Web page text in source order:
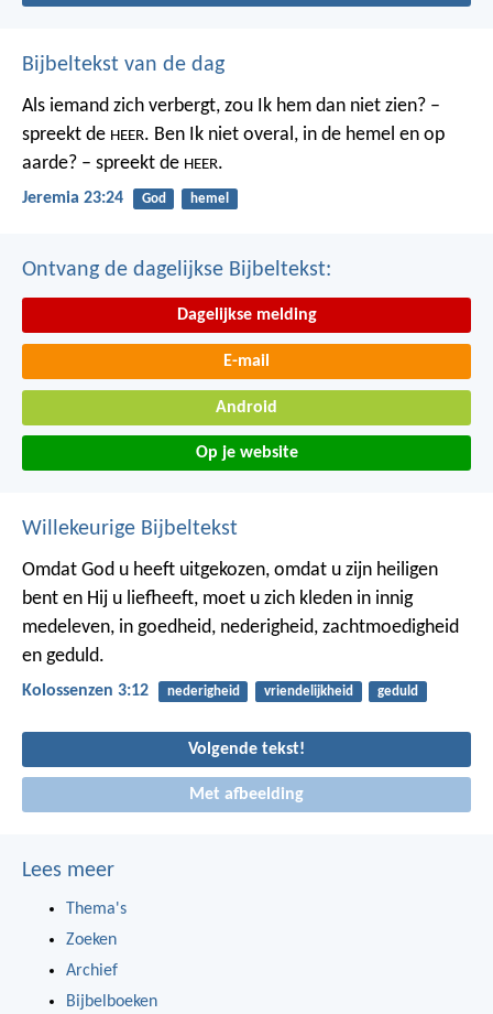
Bijbeltekst van de dag
Als iemand zich verbergt, zou Ik hem dan niet zien? –
spreekt de HEER. Ben Ik niet overal, in de hemel en op
aarde? – spreekt de HEER.
Jeremia 23:24 God hemel
Ontvang de dagelijkse Bijbeltekst:
Dagelijkse melding
E-mail
Android
Op je website
Willekeurige Bijbeltekst
Omdat God u heeft uitgekozen, omdat u zijn heiligen
bent en Hij u liefheeft, moet u zich kleden in innig
medeleven, in goedheid, nederigheid, zachtmoedigheid
en geduld.
Kolossenzen 3:12 nederigheid vriendelijkheid geduld
Volgende tekst!
Met afbeelding
Lees meer
Thema's
Zoeken
Archief
Bijbelboeken